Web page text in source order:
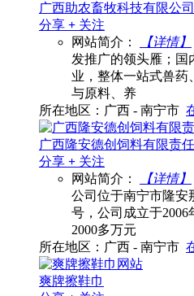
广西助农畜牧科技有限公司
分享 + 关注
网站简介：
【详情】
发推广的领头雁；国
业，整体一站式兽药
与原料、养
所在地区：广西 - 南宁市
广西隆安德创饲料有限责
分享 + 关注
网站简介：
【详情】
公司位于南宁市隆安
号，公司成立于2006
2000多万元
所在地区：广西 - 南宁市
爽牌擦鞋巾